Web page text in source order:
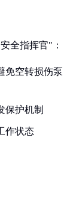
全指挥官"：
免空转损伤泵
保护机制
作状态